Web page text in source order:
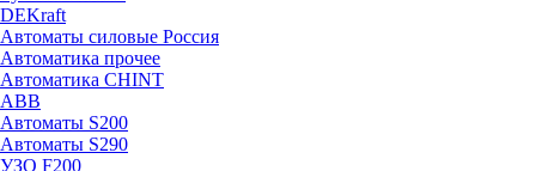
DEKraft
Автоматы силовые Россия
Автоматика прочее
Автоматика CHINT
ABB
Автоматы S200
Автоматы S290
УЗО F200